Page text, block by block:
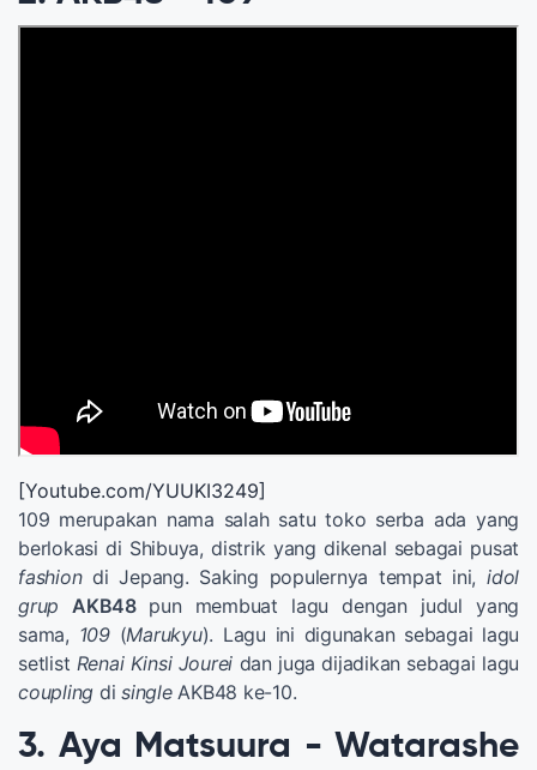
[Youtube.com/YUUKI3249]
109 merupakan nama salah satu toko serba ada yang
berlokasi di Shibuya, distrik yang dikenal sebagai pusat
fashiondi Jepang. Saking populernya tempat ini, idol
grup
AKB48 pun membuat lagu dengan judul yang
sama, 109(Marukyu). Lagu ini digunakan sebagai lagu
setlist Renai Kinsi Jourei dan juga dijadikan sebagai lagu
coupling di singleAKB48 ke-10.
3. Aya Matsuura - Watarashe